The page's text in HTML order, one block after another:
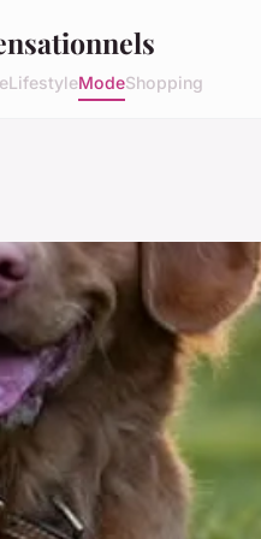
LifestyleModeShopping